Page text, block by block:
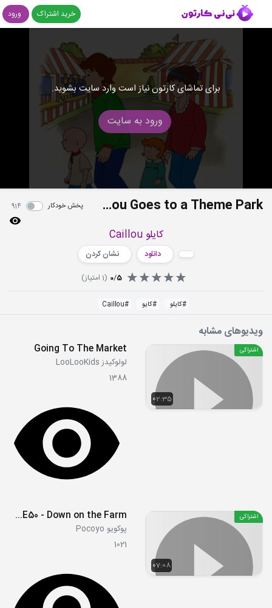
خرید اشتراک ورود
برای تماشای کارتون نیاز است وارد سایت بشوید.
ورود به سایت
S01E41 - Caillou Goes to a Theme Park پخش خودکار 914
کایلو Caillou
دانلود
نشان کردن
0/5
(
1 امتیاز)
#کایلو #کایو #
Caillou
ویدیوهای مشابه
02:35
اشتراکی Going To The Market
لولوکیدز LooLooKids
1388
07:08
اشتراکی S03E50 - Down on the Farm
پوکویو Pocoyo
1021